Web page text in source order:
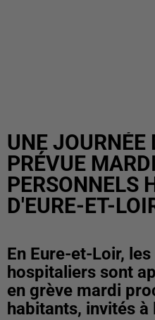
UNE JOURNÉE
PRÉVUE
PERSONNELS
D'EURE-ET-
En Eure-et-Loir,
hospitaliers sont
en grève mardi
habitants, invités